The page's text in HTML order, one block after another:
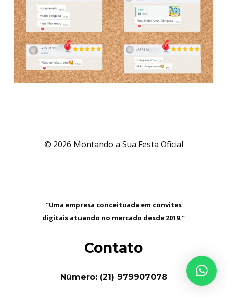
© 2026 Montando a Sua Festa Oficial
"Uma empresa conceituada em convites
digitais atuando no mercado desde 2019."
Contato
Número: (21) 979907078